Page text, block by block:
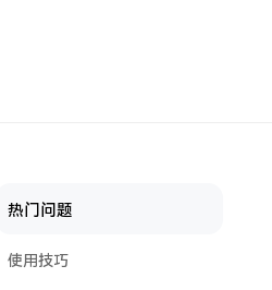
热门问题
使用技巧